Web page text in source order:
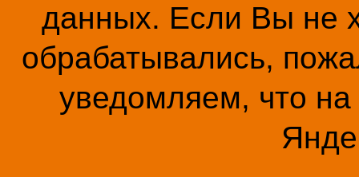
данных. Если Вы не
обрабатывались,
уведомляем, что на